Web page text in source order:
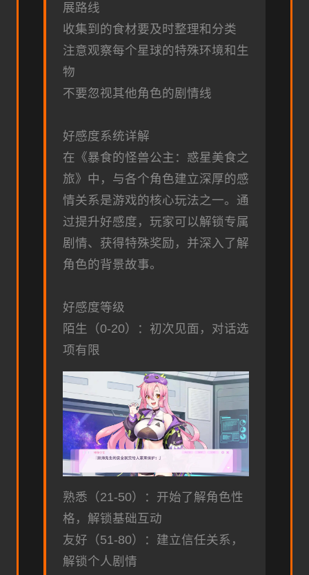
展路线
收集到的食材要及时整理和分类
注意观察每个星球的特殊环境和生
物
不要忽视其他角色的剧情线
好感度系统详解
在《暴食的怪兽公主：惑星美食之
旅》中，与各个角色建立深厚的感
情关系是游戏的核心玩法之一。通
过提升好感度，玩家可以解锁专属
剧情、获得特殊奖励，并深入了解
角色的背景故事。
好感度等级
陌生（0-20）：初次见面，对话选
项有限
熟悉（21-50）：开始了解角色性
格，解锁基础互动
友好（51-80）：建立信任关系，
解锁个人剧情